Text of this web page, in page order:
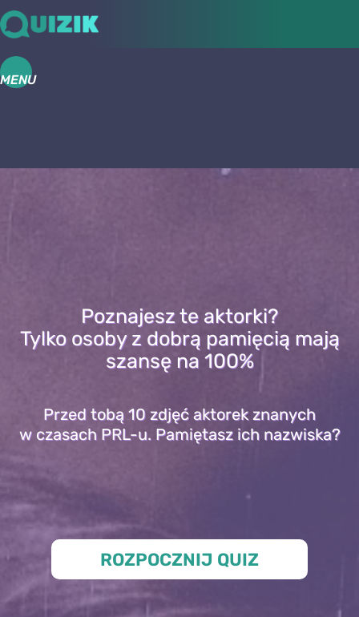
MENU
Poznajesz te aktorki?
Tylko osoby z dobrą pamięcią mają
szansę na 100%
Przed tobą 10 zdjęć aktorek znanych
w czasach PRL-u. Pamiętasz ich nazwiska?
ROZPOCZNIJ QUIZ